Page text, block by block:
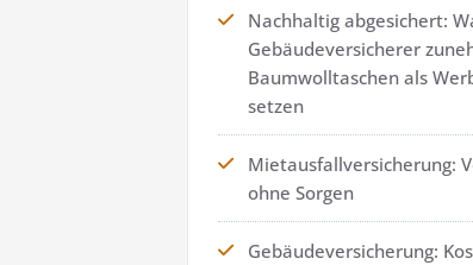
Nachhaltig abgesichert:
Gebäudeversicherer
Baumwolltaschen als
setzen
Mietausfallversicherung:
ohne Sorgen
Gebäudeversicherung: